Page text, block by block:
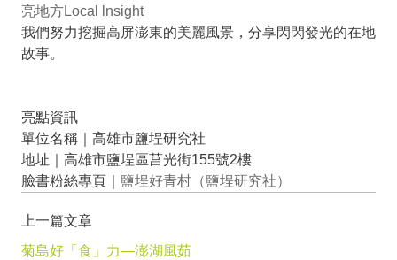
亮地方Local lnsight
我們努力挖掘高屏澎東的美麗風景，分享閃閃發光的在地
故事。
亮點資訊
單位名稱｜高雄市鹽埕研究社
地址｜高雄市鹽埕區莒光街155號2樓
臉書粉絲專頁｜ 鹽埕好青村（鹽埕研究社）
上一篇文章
菊島好「食」力—澎湖風茹